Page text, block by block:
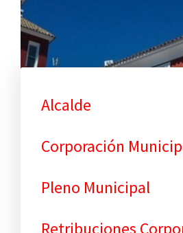
Institución
Alcalde
Corporación
Pleno Municipal
Retribuciones